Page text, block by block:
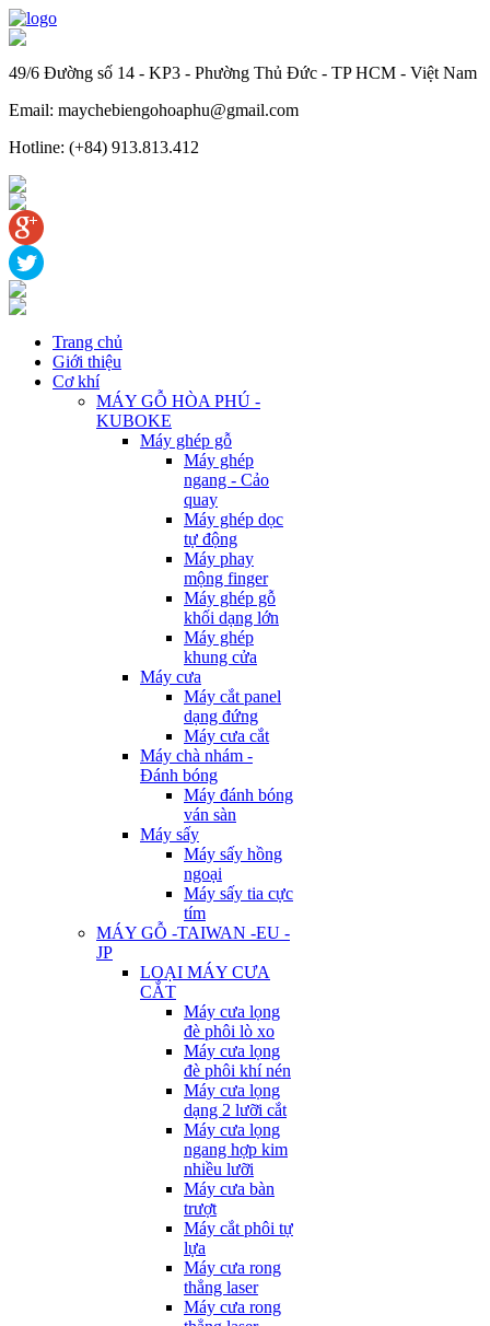
49/6 Đường số 14 - KP3 - Phường Thủ Đức - TP HCM - Việt Nam
Email: maychebiengohoaphu@gmail.com
Hotline: (+84) 913.813.412
Trang chủ
Giới thiệu
Cơ khí
MÁY GỖ HÒA PHÚ -
KUBOKE
Máy ghép gỗ
Máy ghép
ngang - Cảo
quay
Máy ghép dọc
tự động
Máy phay
mộng finger
Máy ghép gỗ
khối dạng lớn
Máy ghép
khung cửa
Máy cưa
Máy cắt panel
dạng đứng
Máy cưa cắt
Máy chà nhám -
Đánh bóng
Máy đánh bóng
ván sàn
Máy sấy
Máy sấy hồng
ngoại
Máy sấy tia cực
tím
MÁY GỖ -TAIWAN -EU -
JP
LOẠI MÁY CƯA
CẮT
Máy cưa lọng
đè phôi lò xo
Máy cưa lọng
đè phôi khí nén
Máy cưa lọng
dạng 2 lưỡi cắt
Máy cưa lọng
ngang hợp kim
nhiều lưỡi
Máy cưa bàn
trượt
Máy cắt phôi tự
lựa
Máy cưa rong
thẳng laser
Máy cưa rong